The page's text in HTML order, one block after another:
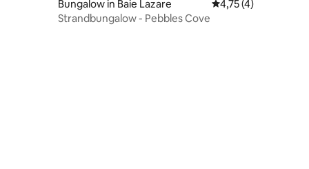
Bungalow in Baie Lazare Gemiddelde
4,75 (4)
Strandbungalow - Pebbles Cove